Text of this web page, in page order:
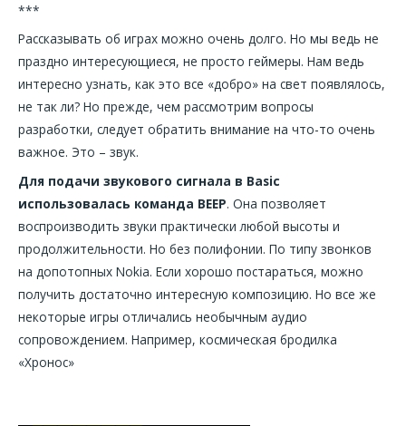
***
Рассказывать об играх можно очень долго. Но мы ведь не
праздно интересующиеся, не просто геймеры. Нам ведь
интересно узнать, как это все «добро» на свет появлялось,
не так ли? Но прежде, чем рассмотрим вопросы
разработки, следует обратить внимание на что-то очень
важное. Это – звук.
Для подачи звукового сигнала в Basic
использовалась команда BEEP. Она позволяет
воспроизводить звуки практически любой высоты и
продолжительности. Но без полифонии. По типу звонков
на допотопных Nokia. Если хорошо постараться, можно
получить достаточно интересную композицию. Но все же
некоторые игры отличались необычным аудио
сопровождением. Например, космическая бродилка
«Хронос»